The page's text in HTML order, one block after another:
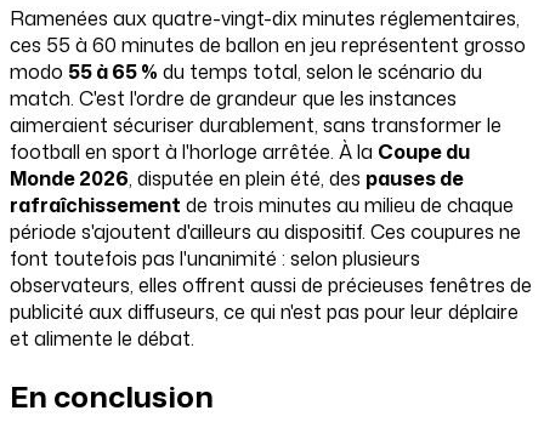
Ramenées aux quatre-vingt-dix minutes réglementaires,
ces 55 à 60 minutes de ballon en jeu représentent grosso
modo 55 à 65 % du temps total, selon le scénario du
match. C'est l'ordre de grandeur que les instances
aimeraient sécuriser durablement, sans transformer le
football en sport à l'horloge arrêtée. À la Coupe du
Monde 2026, disputée en plein été, des pauses de
rafraîchissement de trois minutes au milieu de chaque
période s'ajoutent d'ailleurs au dispositif. Ces coupures ne
font toutefois pas l'unanimité : selon plusieurs
observateurs, elles offrent aussi de précieuses fenêtres de
publicité aux diffuseurs, ce qui n'est pas pour leur déplaire
et alimente le débat.
En conclusion